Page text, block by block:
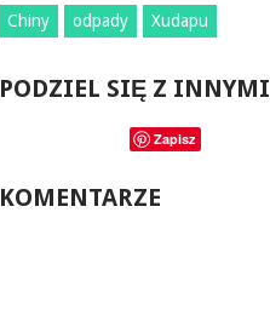
Chiny odpady Xudapu
PODZIEL SIĘ Z INNYMI
Zapisz
KOMENTARZE